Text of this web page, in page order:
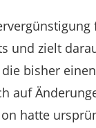
und zielt
bisher
auf
hatte